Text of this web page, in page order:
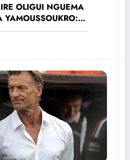
OLIGUI NGUEMA
DANHO